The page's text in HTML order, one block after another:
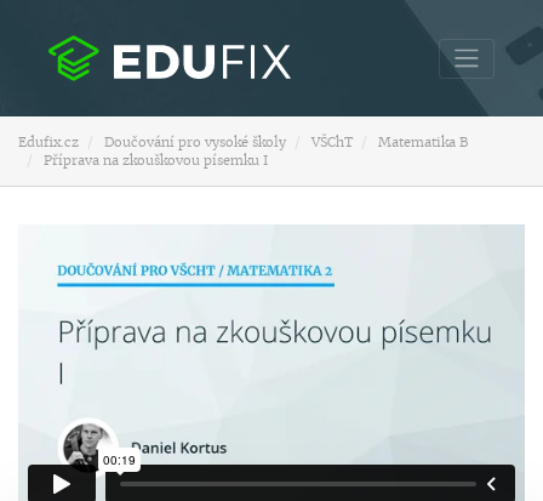
Edufix.cz Doučování pro vysoké školy VŠChT
Matematika B
Příprava na zkouškovou písemku I